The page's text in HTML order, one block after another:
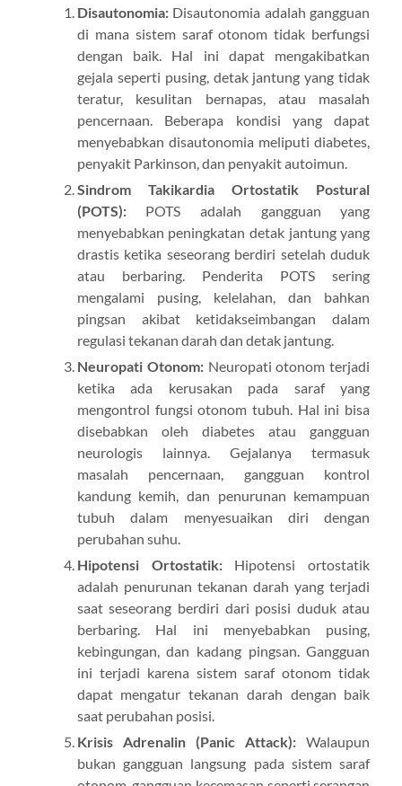
Disautonomia:Disautonomia adalah gangguan
di mana sistem saraf otonom tidak berfungsi
dengan baik. Hal ini dapat mengakibatkan
gejala seperti pusing, detak jantung yang tidak
teratur, kesulitan bernapas, atau masalah
pencernaan. Beberapa kondisi yang dapat
menyebabkan disautonomia meliputi diabetes,
penyakit Parkinson, dan penyakit autoimun.
Sindrom Takikardia Ortostatik Postural
(POTS):POTS adalah gangguan yang
menyebabkan peningkatan detak jantung yang
drastis ketika seseorang berdiri setelah duduk
atau berbaring. Penderita POTS sering
mengalami pusing, kelelahan, dan bahkan
pingsan akibat ketidakseimbangan dalam
regulasi tekanan darah dan detak jantung.
Neuropati Otonom:Neuropati otonom terjadi
ketika ada kerusakan pada saraf yang
mengontrol fungsi otonom tubuh. Hal ini bisa
disebabkan oleh diabetes atau gangguan
neurologis lainnya. Gejalanya termasuk
masalah pencernaan, gangguan kontrol
kandung kemih, dan penurunan kemampuan
tubuh dalam menyesuaikan diri dengan
perubahan suhu.
Hipotensi Ortostatik:Hipotensi ortostatik
adalah penurunan tekanan darah yang terjadi
saat seseorang berdiri dari posisi duduk atau
berbaring. Hal ini menyebabkan pusing,
kebingungan, dan kadang pingsan. Gangguan
ini terjadi karena sistem saraf otonom tidak
dapat mengatur tekanan darah dengan baik
saat perubahan posisi.
Krisis Adrenalin (Panic Attack): Walaupun
bukan gangguan langsung pada sistem saraf